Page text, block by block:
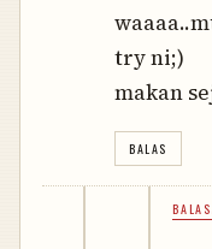
try ni;)
makan
BALAS